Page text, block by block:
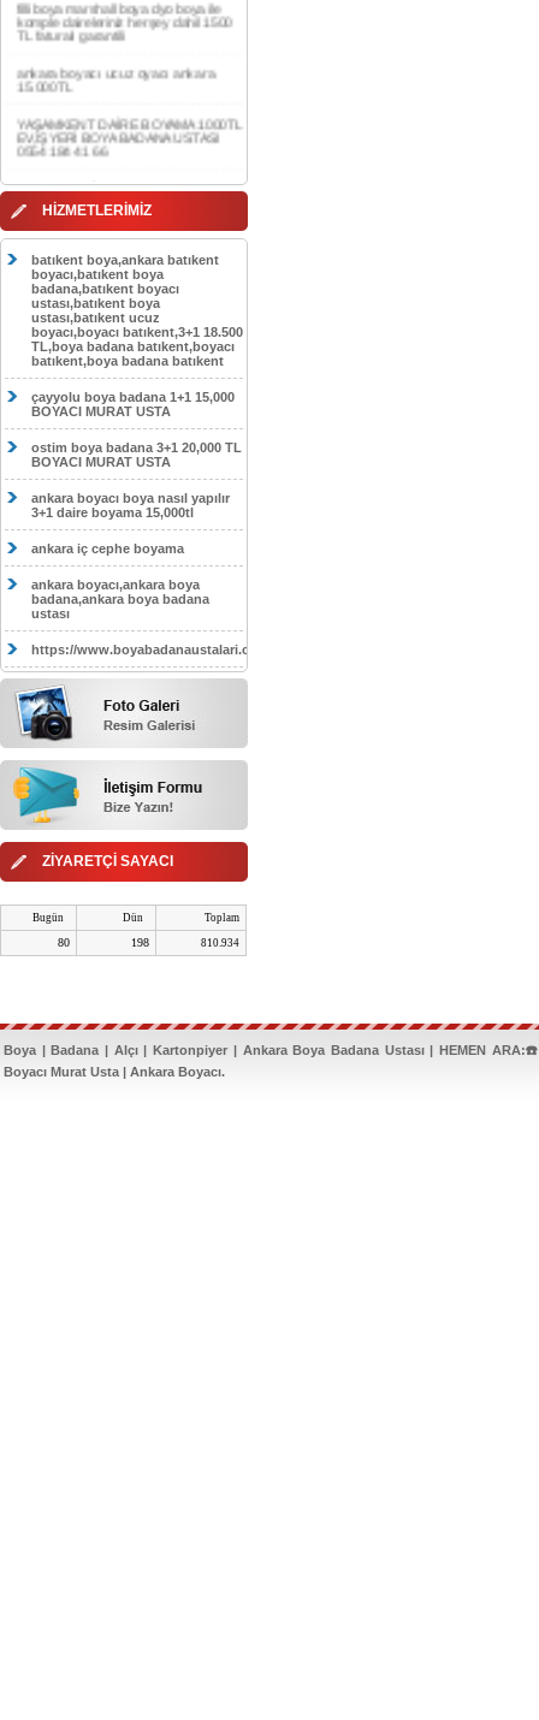
ankara boyacı ucuz oyacı ankara
15.000TL
YAŞAMKENT DAİRE BOYAMA 1000TL
EV,İŞYERİ BOYA BADANA USTASI
AKDERE DAİRE BOYAMA 1000TL
EV,İŞYERİ BOYA BADANA USTASI
CEBECİ DAİRE BOYAMA 1000TL
0554 184 41 66
HASKÖY DAİRE BOYAMA 1000TL
EV,İŞYERİ BOYA BADANA USTASI
0554 184 41 66
GÖLBAŞI DAİRE BOYAMA 1000TL
EV,İŞYERİ BOYA BADANA USTASI
0554 184 41 66
SOKULLU DAİRE BOYAMA 1000TL
EV,İŞYERİ BOYA BADANA USTASI
0554 184 41 66
HİZMETLERİMİZ
batıkent boya,ankara batıkent
boyacı,batıkent boya
badana,batıkent boyacı
ustası,batıkent boya
ustası,batıkent ucuz
boyacı,boyacı batıkent,3+1 18.500
TL,boya badana batıkent,boyacı
batıkent,boya badana batıkent
çayyolu boya badana 1+1 15,000
BOYACI MURAT USTA
ostim boya badana 3+1 20,000 TL
BOYACI MURAT USTA
ankara boyacı boya nasıl yapılır
3+1 daire boyama 15,000tl
ankara iç cephe boyama
ankara boyacı,ankara boya
badana,ankara boya badana
ustası
https://www.boyabadanaustalari.com/
ZİYARETÇİ SAYACI
Bugün Dün Toplam
80 198 810.934
Boya | Badana | Alçı | Kartonpiyer | Ankara Boya Badana Ustası | HEMEN
Boyacı Murat Usta | Ankara Boyacı.